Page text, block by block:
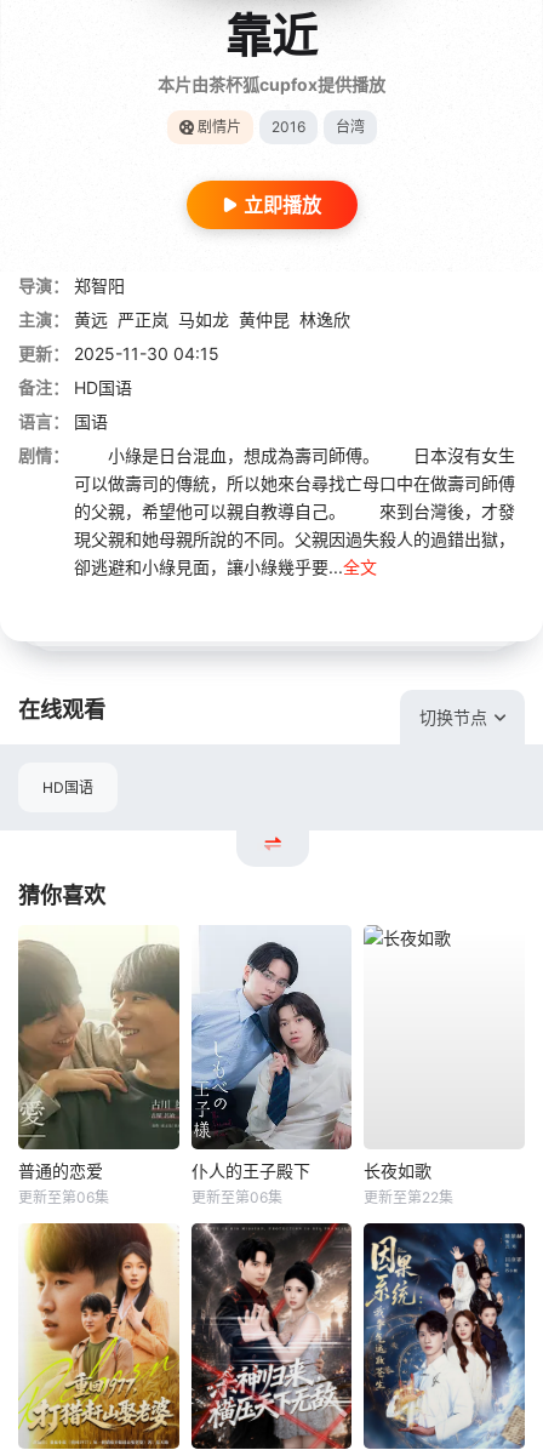
靠近
本片由茶杯狐cupfox提供播放
剧情片 2016 台湾
立即播放
导演：
郑智阳
主演：
黄远 严正岚 马如龙 黄仲昆 林逸欣
更新：
2025-11-30 04:15
备注：
HD国语
语言：
国语
剧情：
小綠是日台混血，想成為壽司師傅。 日本沒有女生
可以做壽司的傳統，所以她來台尋找亡母口中在做壽司師傅
的父親，希望他可以親自教導自己。 來到台灣後，才發
現父親和她母親所說的不同。父親因過失殺人的過錯出獄，
卻逃避和小綠見面，讓小綠幾乎要...全文
在线观看 切换节点
HD国语
猜你喜欢
普通的恋爱
更新至第06集
仆人的王子殿下
更新至第06集
长夜如歌
更新至第22集